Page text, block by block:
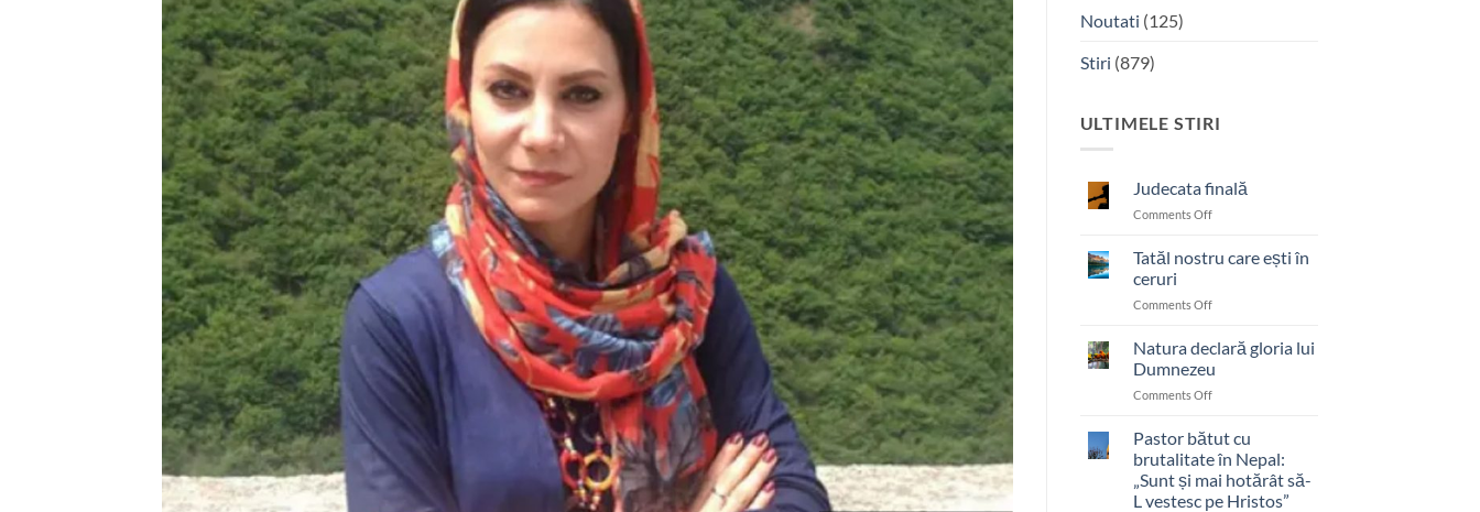
Noutati (125)
Stiri (879)
ULTIMELE STIRI
Judecata finală
Comments Offon
Tatăl nostru care ești în
ceruri
Comments Offon
nostru
care
ești
în
Natura declară gloria lui
Dumnezeu
Comments Offon
declară
gloria
lui
Dumnezeu
Pastor bătut cu
brutalitate în Nepal:
„Sunt și mai hotărât să-
L vestesc pe Hristos”